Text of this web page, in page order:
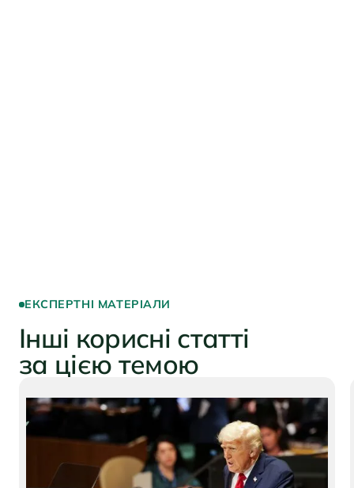
ЕКСПЕРТНІ МАТЕРІАЛИ
Інші корисні статті
за цією темою